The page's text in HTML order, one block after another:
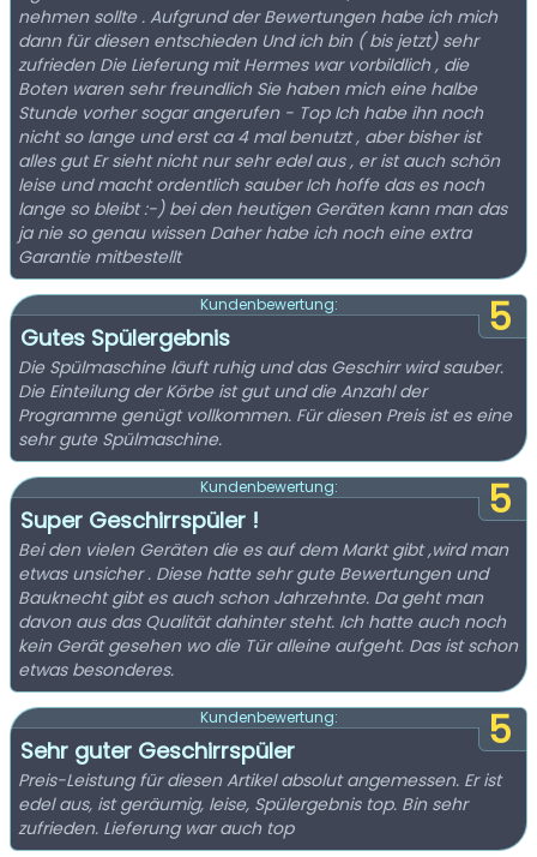
nehmen sollte . Aufgrund der Bewertungen habe ich mich
dann für diesen entschieden Und ich bin ( bis jetzt) sehr
zufrieden Die Lieferung mit Hermes war vorbildlich , die
Boten waren sehr freundlich Sie haben mich eine halbe
Stunde vorher sogar angerufen - Top Ich habe ihn noch
nicht so lange und erst ca 4 mal benutzt , aber bisher ist
alles gut Er sieht nicht nur sehr edel aus , er ist auch schön
leise und macht ordentlich sauber Ich hoffe das es noch
lange so bleibt :-) bei den heutigen Geräten kann man das
ja nie so genau wissen Daher habe ich noch eine extra
Garantie mitbestellt
5
Kundenbewertung:
Gutes Spülergebnis
Die Spülmaschine läuft ruhig und das Geschirr wird sauber.
Die Einteilung der Körbe ist gut und die Anzahl der
Programme genügt vollkommen. Für diesen Preis ist es eine
sehr gute Spülmaschine.
5
Kundenbewertung:
Super Geschirrspüler !
Bei den vielen Geräten die es auf dem Markt gibt ,wird man
etwas unsicher . Diese hatte sehr gute Bewertungen und
Bauknecht gibt es auch schon Jahrzehnte. Da geht man
davon aus das Qualität dahinter steht. Ich hatte auch noch
kein Gerät gesehen wo die Tür alleine aufgeht. Das ist schon
etwas besonderes.
5
Kundenbewertung:
Sehr guter Geschirrspüler
Preis-Leistung für diesen Artikel absolut angemessen. Er ist
edel aus, ist geräumig, leise, Spülergebnis top. Bin sehr
zufrieden. Lieferung war auch top